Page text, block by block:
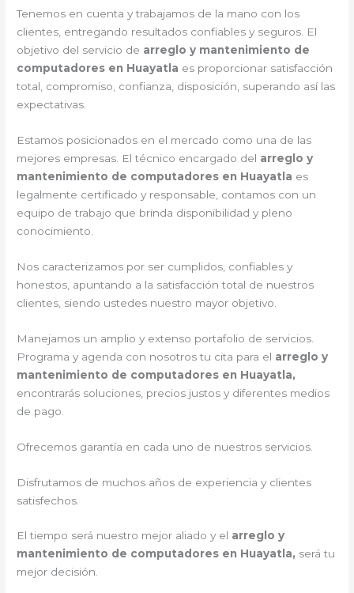
Tenemos en cuenta y trabajamos de la mano con los
clientes, entregando resultados confiables y seguros. El
objetivo del servicio de arreglo y mantenimiento de
computadores en Huayatla es proporcionar satisfacción
total, compromiso, confianza, disposición, superando así las
expectativas.
Estamos posicionados en el mercado como una de las
mejores empresas. El técnico encargado del arreglo y
mantenimiento de computadores en Huayatla es
legalmente certificado y responsable, contamos con un
equipo de trabajo que brinda disponibilidad y pleno
conocimiento.
Nos caracterizamos por ser cumplidos, confiables y
honestos, apuntando a la satisfacción total de nuestros
clientes, siendo ustedes nuestro mayor objetivo.
Manejamos un amplio y extenso portafolio de servicios.
Programa y agenda con nosotros tu cita para el arreglo y
mantenimiento de computadores en Huayatla,
encontrarás soluciones, precios justos y diferentes medios
de pago.
Ofrecemos garantía en cada uno de nuestros servicios.
Disfrutamos de muchos años de experiencia y clientes
satisfechos.
El tiempo será nuestro mejor aliado y el arreglo y
mantenimiento de computadores en Huayatla, será tu
mejor decisión.